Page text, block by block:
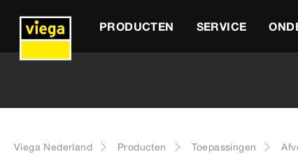
PRODUCTEN SERVICE
Viega Nederland Producten Toepassingen